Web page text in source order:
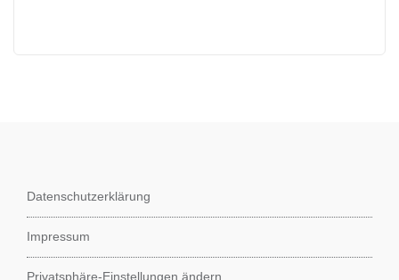
Datenschutzerklärung
Impressum
Privatsphäre-Einstellungen ändern